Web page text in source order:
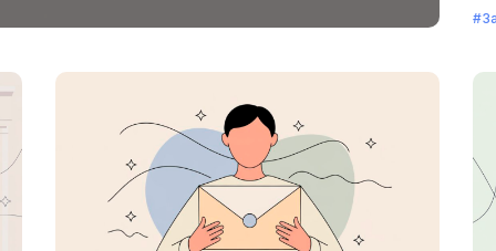
заключить договор на оказание услуг